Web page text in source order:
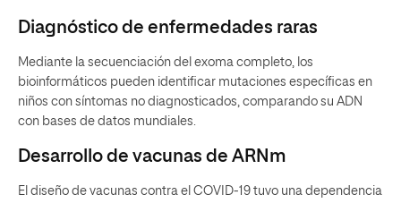
Diagnóstico de enfermedades raras
Mediante la secuenciación del exoma completo, los
bioinformáticos pueden identificar mutaciones específicas en
niños con síntomas no diagnosticados, comparando su ADN
con bases de datos mundiales.
Desarrollo de vacunas de ARNm
El diseño de vacunas contra el COVID-19 tuvo una dependencia